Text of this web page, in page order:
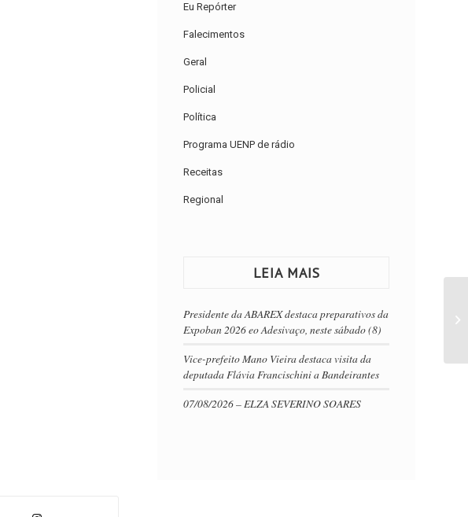
Eu Repórter
Falecimentos
Geral
Policial
Política
Programa UENP de rádio
Receitas
Regional
LEIA MAIS
Presidente da ABAREX destaca preparativos da
Expoban 2026 eo Adesivaço, neste sábado (8)
Vice-prefeito Mano Vieira destaca visita da
deputada Flávia Francischini a Bandeirantes
07/08/2026 – ELZA SEVERINO SOARES